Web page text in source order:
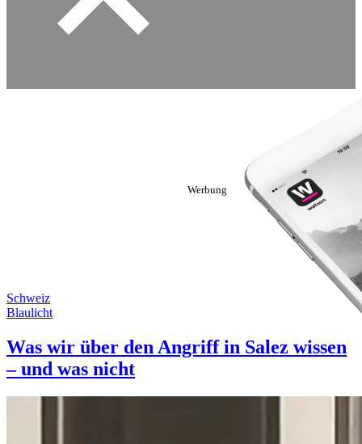
Schweiz
Blaulicht
Was wir über den Angriff in Salez wissen
– und was nicht